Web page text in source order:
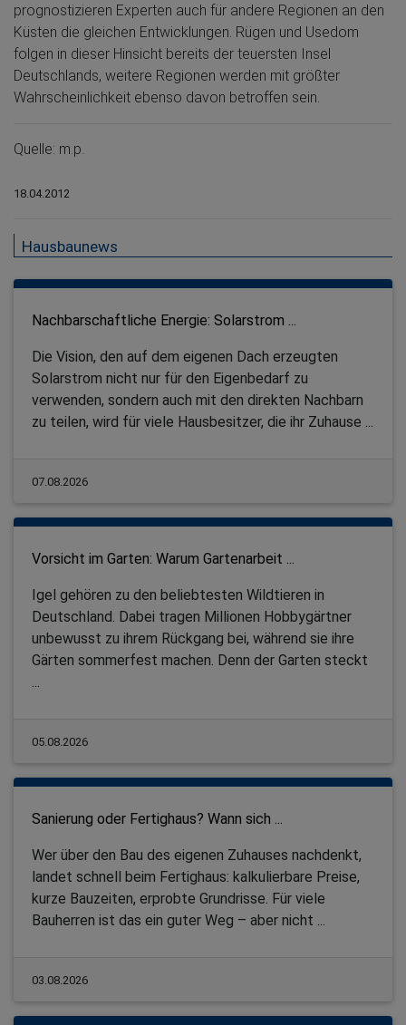
prognostizieren Experten auch für andere Regionen an den
Küsten die gleichen Entwicklungen. Rügen und Usedom
folgen in dieser Hinsicht bereits der teuersten Insel
Deutschlands, weitere Regionen werden mit größter
Wahrscheinlichkeit ebenso davon betroffen sein.
Quelle: m.p.
18.04.2012
Hausbaunews
Nachbarschaftliche Energie: Solarstrom ...
Die Vision, den auf dem eigenen Dach erzeugten
Solarstrom nicht nur für den Eigenbedarf zu
verwenden, sondern auch mit den direkten Nachbarn
zu teilen, wird für viele Hausbesitzer, die ihr Zuhause ...
07.08.2026
Vorsicht im Garten: Warum Gartenarbeit ...
Igel gehören zu den beliebtesten Wildtieren in
Deutschland. Dabei tragen Millionen Hobbygärtner
unbewusst zu ihrem Rückgang bei, während sie ihre
Gärten sommerfest machen. Denn der Garten steckt
05.08.2026
Sanierung oder Fertighaus? Wann sich ...
Wer über den Bau des eigenen Zuhauses nachdenkt,
landet schnell beim Fertighaus: kalkulierbare Preise,
kurze Bauzeiten, erprobte Grundrisse. Für viele
Bauherren ist das ein guter Weg – aber nicht ...
03.08.2026